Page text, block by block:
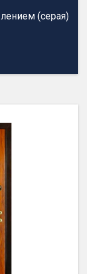
(серая)